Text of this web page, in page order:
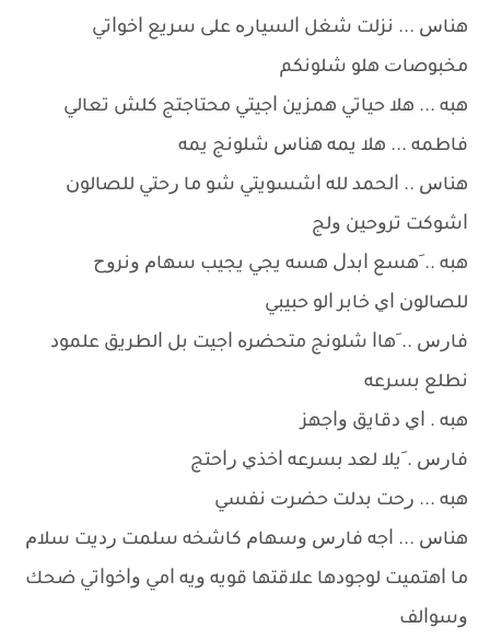
ﻫﻨﺎﺱ ... ﻧﺰﻟﺖ ﺷﻐﻞ ﺍﻟﺴﻴﺎﺭﻩ ﻋﻠﻰ ﺳﺮﻳﻊ ﺍﺧﻮﺍﺗﻲ
ﻣﺨﺒﻮﺻﺎﺕ ﻫﻠﻮ ﺷﻠﻮﻧﻜﻢ
ﻫﺒﻪ ... ﻫﻼ ﺣﻴﺎﺗﻲ ﻫﻤﺰﻳﻦ ﺍﺟﻴﺘﻲ ﻣﺤﺘﺎﺟﺘﺞ ﻛﻠﺶ ﺗﻌﺎﻟﻲ
ﻓﺎﻃﻤﻪ ... ﻫﻼ ﻳﻤﻪ ﻫﻨﺎﺱ ﺷﻠﻮﻧﺞ ﻳﻤﻪ
ﻫﻨﺎﺱ .. ﺍﻟﺤﻤﺪ ﻟﻠﻪ ﺍﺷﺴﻮﻳﺘﻲ ﺷﻮ ﻣﺎ ﺭﺣﺘﻲ ﻟﻠﺼﺎﻟﻮﻥ
ﺍﺷﻮﻛﺖ ﺗﺮﻭﺣﻴﻦ ﻭﻟﺞ
ﻫﺒﻪ .. َﻫﺴﻊ ﺍﺑﺪﻝ ﻫﺴﻪ ﻳﺠﻲ ﻳﺠﻴﺐ ﺳﻬﺎﻡ ﻭﻧﺮﻭﺡ
ﻟﻠﺼﺎﻟﻮﻥ ﺍﻱ ﺧﺎﺑﺮ ﺍﻟﻮ ﺣﺒﻴﺒﻲ
ﻓﺎﺭﺱ .. َﻫﺎﺍ ﺷﻠﻮﻧﺞ ﻣﺘﺤﻀﺮﻩ ﺍﺟﻴﺖ ﺑﻞ ﺍﻟﻄﺮﻳﻖ ﻋﻠﻤﻮﺩ
ﻧﻄﻠﻊ ﺑﺴﺮﻋﻪ
ﻫﺒﻪ . ﺍﻱ ﺩﻗﺎﻳﻖ ﻭﺍﺟﻬﺰ
ﻓﺎﺭﺱ . َﻳﻼ ﻟﻌﺪ ﺑﺴﺮﻋﻪ ﺍﺧﺬﻱ ﺭﺍﺣﺘﺞ
ﻫﺒﻪ ... ﺭﺣﺖ ﺑﺪﻟﺖ ﺣﻀﺮﺕ ﻧﻔﺴﻲ
ﻫﻨﺎﺱ ... ﺍﺟﻪ ﻓﺎﺭﺱ ﻭﺳﻬﺎﻡ ﻛﺎﺷﺨﻪ ﺳﻠﻤﺖ ﺭﺩﻳﺖ ﺳﻼﻡ
ﻣﺎ ﺍﻫﺘﻤﻴﺖ ﻟﻮﺟﻮﺩﻫﺎ ﻋﻼﻗﺘﻬﺎ ﻗﻮﻳﻪ ﻭﻳﻪ ﺍﻣﻲ ﻭﺍﺧﻮﺍﺗﻲ ﺿﺤﻚ
ﻭﺳﻮﺍﻟﻒ